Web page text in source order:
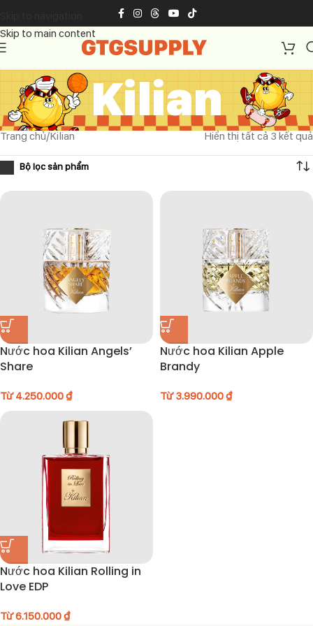
Skip to main content
Kilian
Trang chủ Kilian Hiển thị tất cả 3 kết quả
Nước hoa Kilian Angels’
Share
Từ4.250.000₫
Nước hoa Kilian Apple
Brandy
Từ3.990.000₫
Nước hoa Kilian Rolling in
Love EDP
Từ6.150.000₫